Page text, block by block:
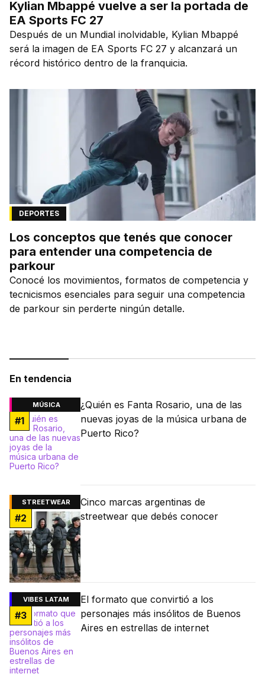
Kylian Mbappé vuelve a ser la portada de
EA Sports FC 27
Después de un Mundial inolvidable, Kylian Mbappé
será la imagen de EA Sports FC 27 y alcanzará un
récord histórico dentro de la franquicia.
DEPORTES
Los conceptos que tenés que conocer
para entender una competencia de
parkour
Conocé los movimientos, formatos de competencia y
tecnicismos esenciales para seguir una competencia
de parkour sin perderte ningún detalle.
En tendencia
MÚSICA
#1
¿Quién es Fanta Rosario, una de las
nuevas joyas de la música urbana de
Puerto Rico?
STREETWEAR
#2
Cinco marcas argentinas de
streetwear que debés conocer
VIBES LATAM
#3
El formato que convirtió a los
personajes más insólitos de Buenos
Aires en estrellas de internet